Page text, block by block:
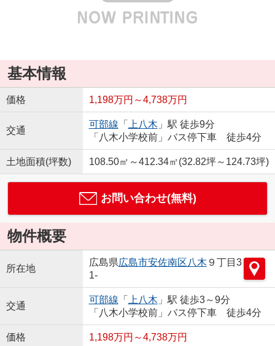
基本情報
価格 1,198万円～4,738万円
交通
可部線 「 上八木 」駅 徒歩9分
「八木小学校前」バス停下車 徒歩4分
土地面積(坪数) 108.50㎡～412.34㎡(32.82坪～124.73坪)
お問い合わせ(無料)
物件概要
所在地
広島県広島市安佐南区八木 ９丁目3
1-
交通
可部線 「 上八木 」駅 徒歩3～9分
「八木小学校前」バス停下車 徒歩4分
価格 1,198万円～4,738万円